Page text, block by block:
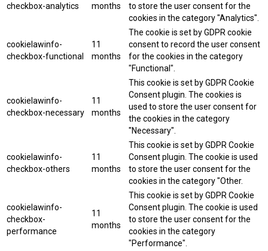
checkbox-analytics
months
to store the user consent for the
cookies in the category "Analytics".
cookielawinfo-
checkbox-functional
11
months
The cookie is set by GDPR cookie
consent to record the user consent
for the cookies in the category
"Functional".
cookielawinfo-
checkbox-necessary
11
months
This cookie is set by GDPR Cookie
Consent plugin. The cookies is
used to store the user consent for
the cookies in the category
"Necessary".
cookielawinfo-
checkbox-others
11
months
This cookie is set by GDPR Cookie
Consent plugin. The cookie is used
to store the user consent for the
cookies in the category "Other.
cookielawinfo-
checkbox-
performance
11
months
This cookie is set by GDPR Cookie
Consent plugin. The cookie is used
to store the user consent for the
cookies in the category
"Performance".